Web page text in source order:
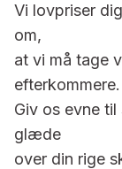
Vi lovpriser
om,
at vi må tage
efterkommere.
Giv os evne
glæde
over din rige